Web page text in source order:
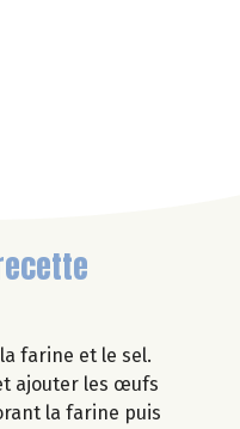
farine et le sel.
ajouter les œufs
la farine puis